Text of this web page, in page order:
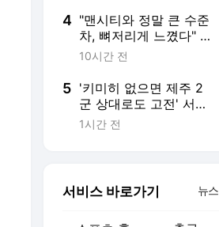
인터뷰]
4 "맨시티와 정말 큰 수준
차, 뼈저리게 느꼈다" 유
일 득점자 강원 김대원
뷰]
10시간 전
5 '키미히 없으면 제주 2
군 상대로도 고전' 서귀
포에서 확인한 뮌헨의
1시간 전
서비스 바로가기 뉴스